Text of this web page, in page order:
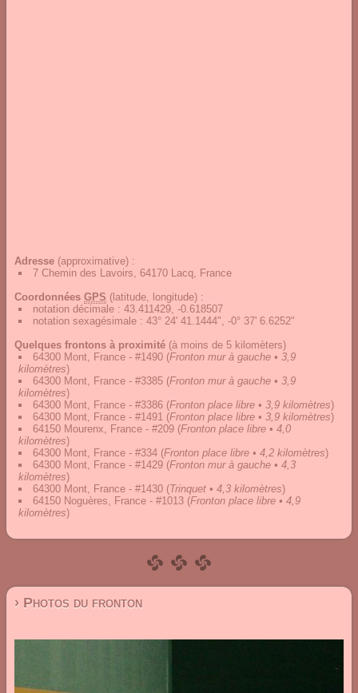
Adresse (approximative) :
7 Chemin des Lavoirs, 64170 Lacq, France
Coordonnées GPS (latitude, longitude) :
notation décimale : 43.411429, -0.618507
notation sexagésimale : 43° 24' 41.1444", -0° 37' 6.6252"
Quelques frontons à proximité (à moins de 5 kilomèters)
64300 Mont, France - #1490 (Fronton mur à gauche • 3,9
kilomètres)
64300 Mont, France - #3385 (Fronton mur à gauche • 3,9
kilomètres)
64300 Mont, France - #3386 (Fronton place libre • 3,9 kilomètres)
64300 Mont, France - #1491 (Fronton place libre • 3,9 kilomètres)
64150 Mourenx, France - #209 (Fronton place libre • 4,0
kilomètres)
64300 Mont, France - #334 (Fronton place libre • 4,2 kilomètres)
64300 Mont, France - #1429 (Fronton mur à gauche • 4,3
kilomètres)
64300 Mont, France - #1430 (Trinquet • 4,3 kilomètres)
64150 Noguères, France - #1013 (Fronton place libre • 4,9
kilomètres)
› Photos du fronton